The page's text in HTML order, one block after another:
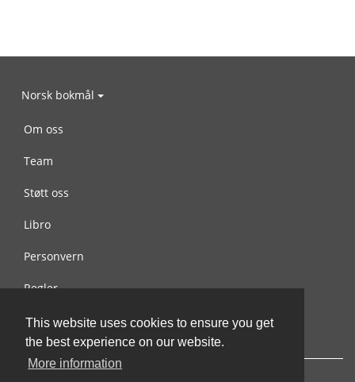
This website uses cookies to ensure you get
the best experience on our website.
More information
Norsk bokmål
Om oss
Team
Støtt oss
Libro
Personvern
Regler
Kontakt oss